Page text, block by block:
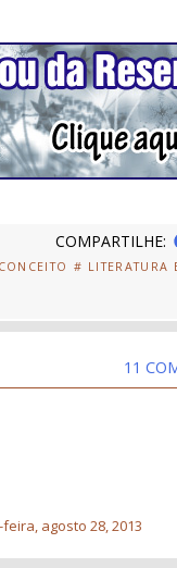
COMPARTILHE:
# LITERATURA
11
agosto 28, 2013